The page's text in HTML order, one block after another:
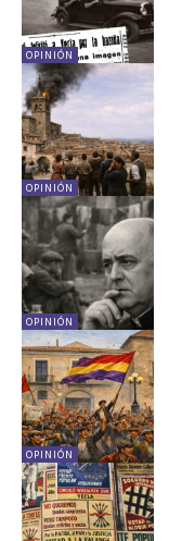
OPINIÓN
OPINIÓN
OPINIÓN
OPINIÓN